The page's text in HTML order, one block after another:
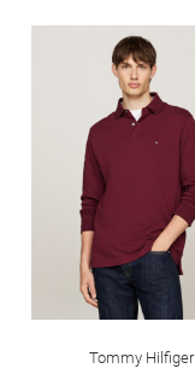
Tommy Hilfiger